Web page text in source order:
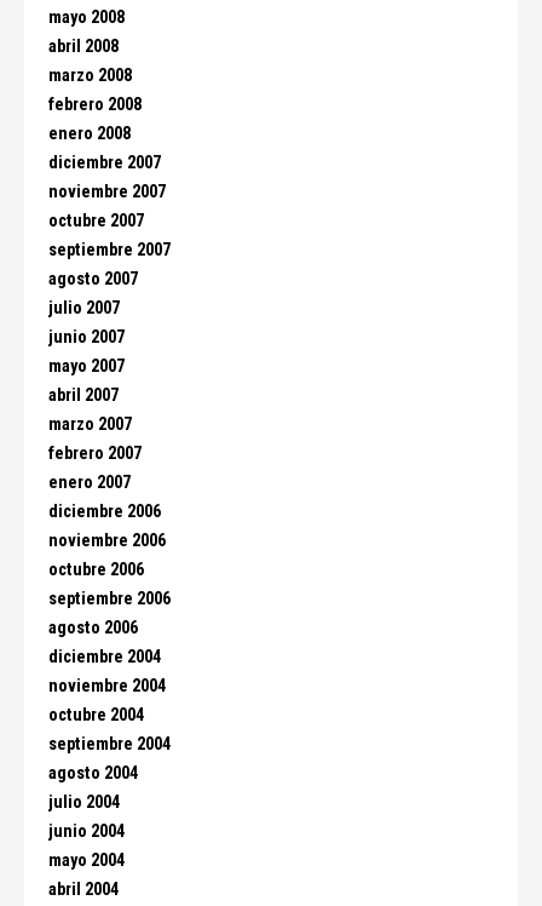
mayo 2008
abril 2008
marzo 2008
febrero 2008
enero 2008
diciembre 2007
noviembre 2007
octubre 2007
septiembre 2007
agosto 2007
julio 2007
junio 2007
mayo 2007
abril 2007
marzo 2007
febrero 2007
enero 2007
diciembre 2006
noviembre 2006
octubre 2006
septiembre 2006
agosto 2006
diciembre 2004
noviembre 2004
octubre 2004
septiembre 2004
agosto 2004
julio 2004
junio 2004
mayo 2004
abril 2004